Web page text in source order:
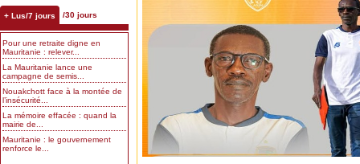
+ Lus/7 jours /30 jours
Pour une retraite digne en
Mauritanie : relever...
La Mauritanie lance une
campagne de semis...
Nouakchott face à la montée de
l’insécurité...
La mémoire effacée : quand la
mairie de...
Mauritanie : le gouvernement
renforce le...